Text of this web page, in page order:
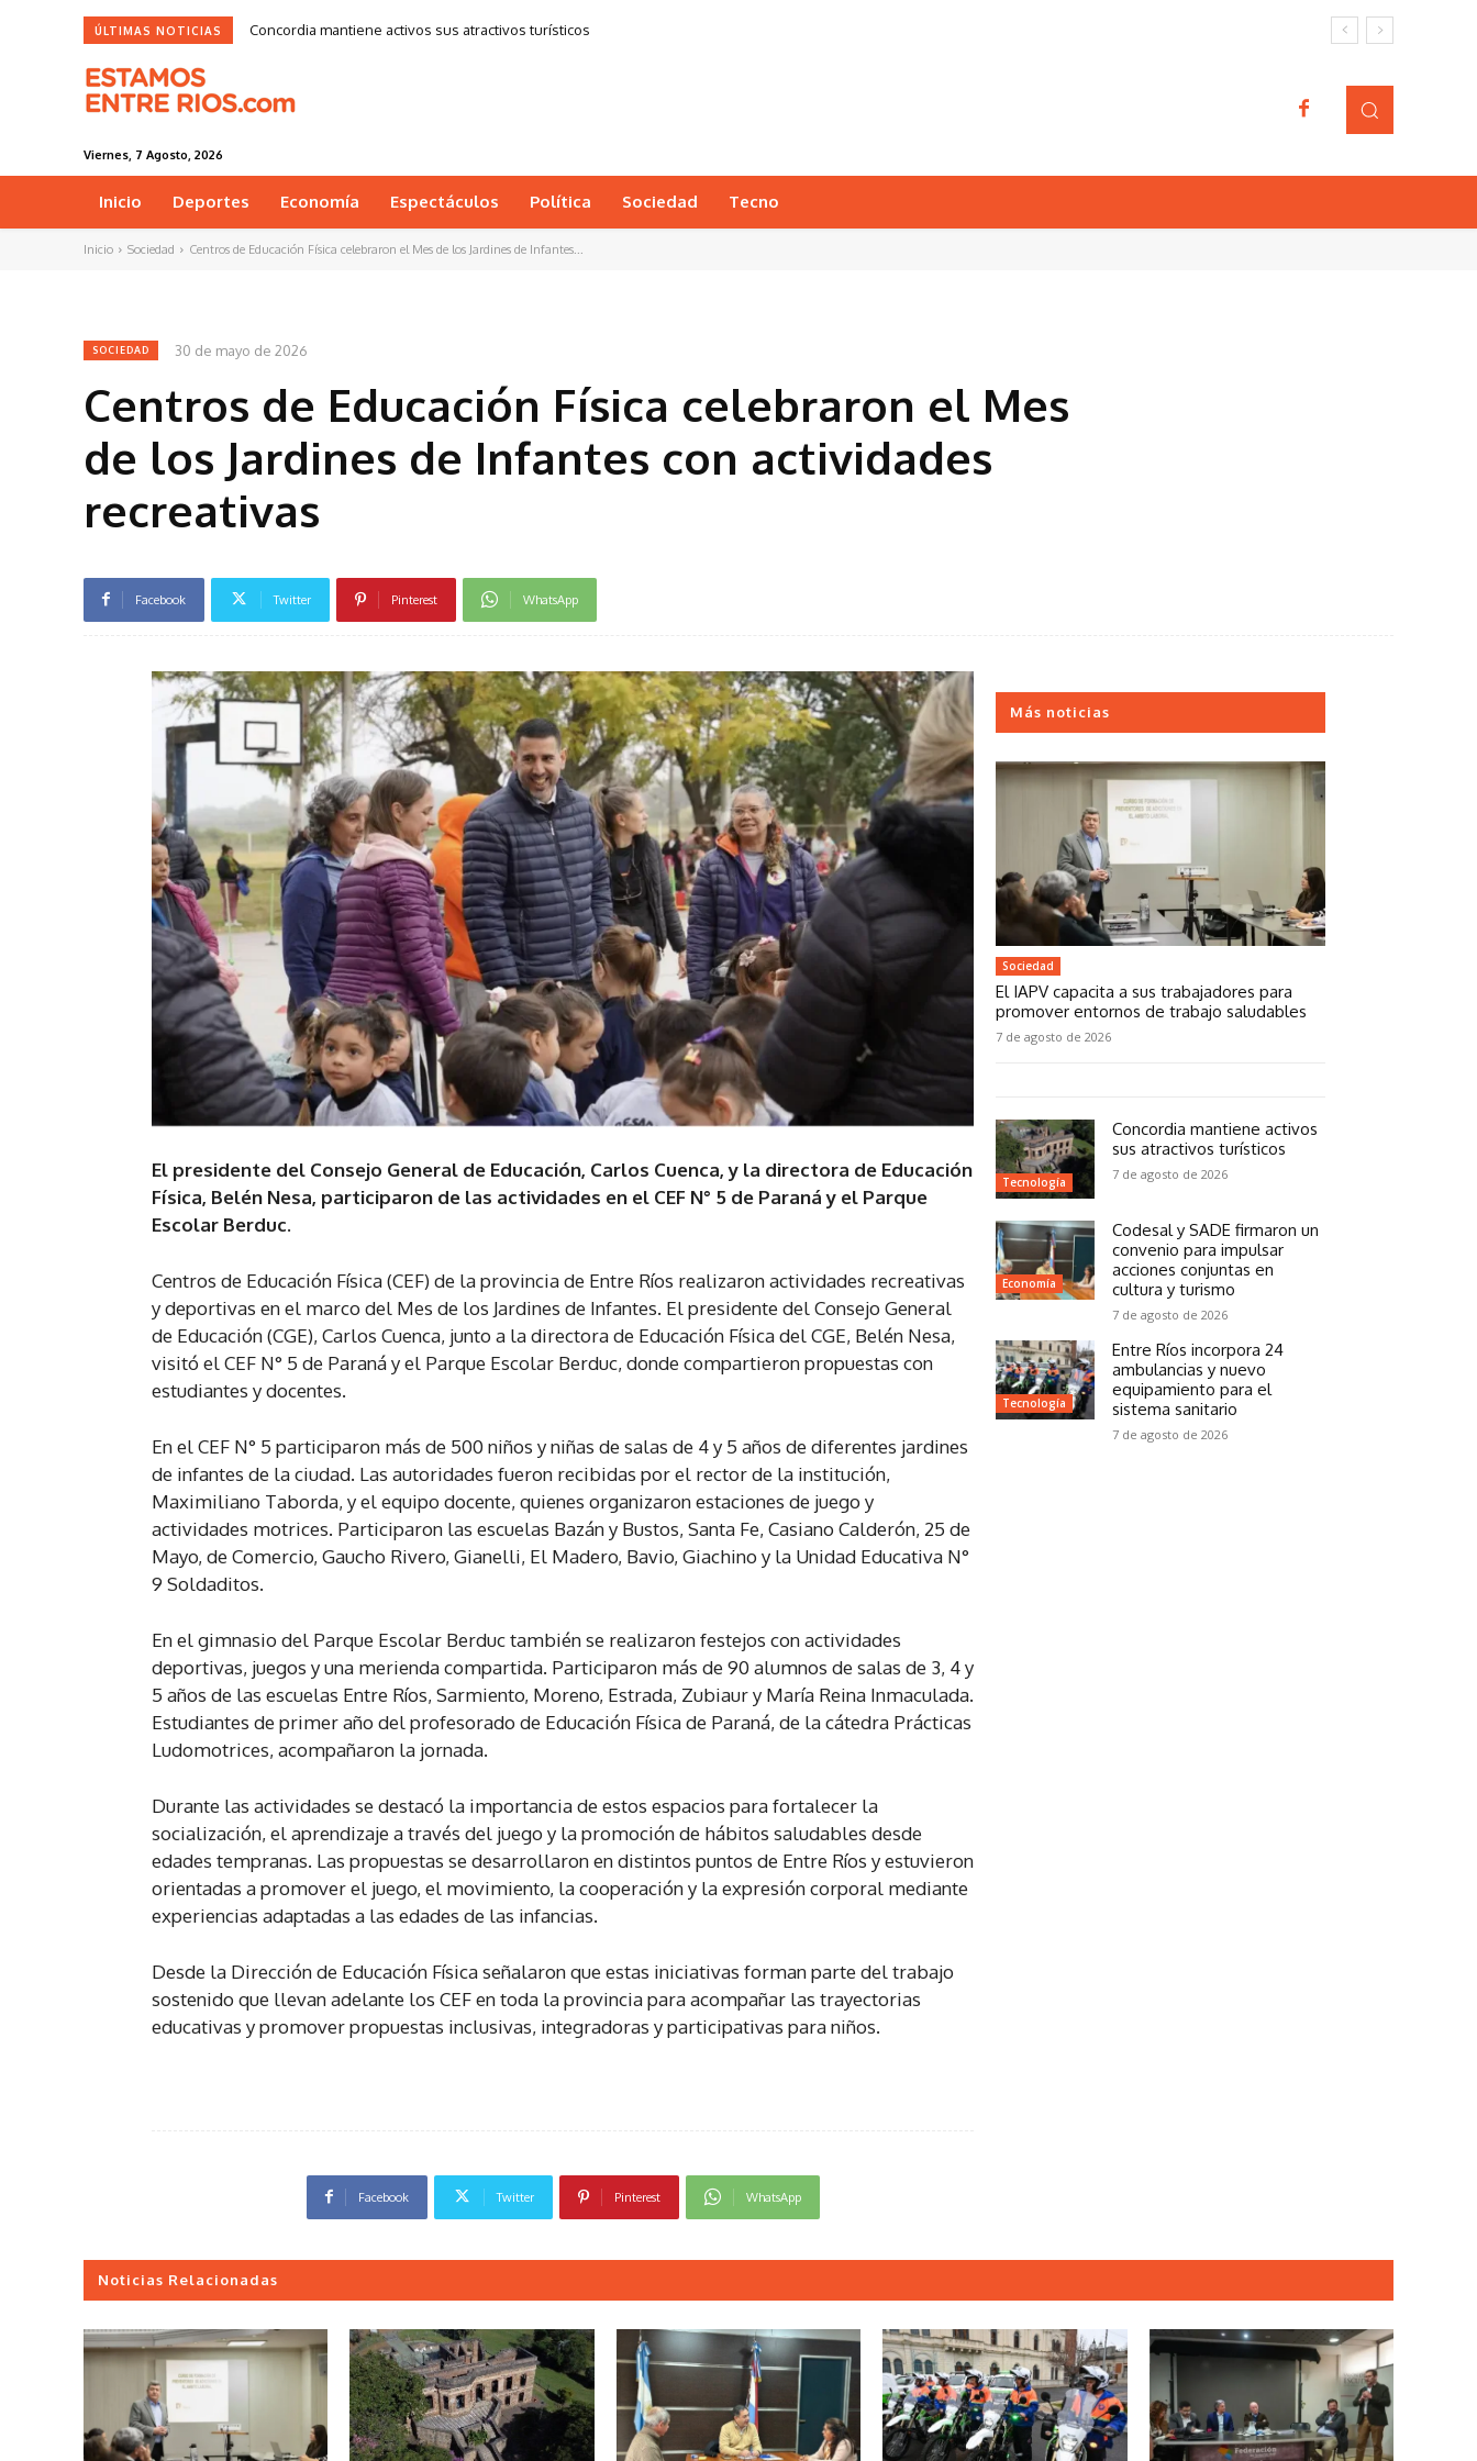
ÚLTIMAS NOTICIAS Concordia mantiene activos sus atractivos turísticos
Viernes, 7 Agosto, 2026
Inicio Deportes Economía Espectáculos Política Sociedad Tecno
Inicio Sociedad Centros de Educación Física celebraron el Mes de los Jardines de Infantes...
SOCIEDAD 30 de mayo de 2026
Centros de Educación Física celebraron el Mes
de los Jardines de Infantes con actividades
recreativas
Facebook Twitter Pinterest WhatsApp
El presidente del Consejo General de Educación, Carlos Cuenca, y la directora de Educación
Física, Belén Nesa, participaron de las actividades en el CEF N° 5 de Paraná y el Parque
Escolar Berduc.
Centros de Educación Física (CEF) de la provincia de Entre Ríos realizaron actividades recreativas
y deportivas en el marco del Mes de los Jardines de Infantes. El presidente del Consejo General
de Educación (CGE), Carlos Cuenca, junto a la directora de Educación Física del CGE, Belén Nesa,
visitó el CEF N° 5 de Paraná y el Parque Escolar Berduc, donde compartieron propuestas con
estudiantes y docentes.
En el CEF N° 5 participaron más de 500 niños y niñas de salas de 4 y 5 años de diferentes jardines
de infantes de la ciudad. Las autoridades fueron recibidas por el rector de la institución,
Maximiliano Taborda, y el equipo docente, quienes organizaron estaciones de juego y
actividades motrices. Participaron las escuelas Bazán y Bustos, Santa Fe, Casiano Calderón, 25 de
Mayo, de Comercio, Gaucho Rivero, Gianelli, El Madero, Bavio, Giachino y la Unidad Educativa N°
9 Soldaditos.
En el gimnasio del Parque Escolar Berduc también se realizaron festejos con actividades
deportivas, juegos y una merienda compartida. Participaron más de 90 alumnos de salas de 3, 4 y
5 años de las escuelas Entre Ríos, Sarmiento, Moreno, Estrada, Zubiaur y María Reina Inmaculada.
Estudiantes de primer año del profesorado de Educación Física de Paraná, de la cátedra Prácticas
Ludomotrices, acompañaron la jornada.
Durante las actividades se destacó la importancia de estos espacios para fortalecer la
socialización, el aprendizaje a través del juego y la promoción de hábitos saludables desde
edades tempranas. Las propuestas se desarrollaron en distintos puntos de Entre Ríos y estuvieron
orientadas a promover el juego, el movimiento, la cooperación y la expresión corporal mediante
experiencias adaptadas a las edades de las infancias.
Desde la Dirección de Educación Física señalaron que estas iniciativas forman parte del trabajo
sostenido que llevan adelante los CEF en toda la provincia para acompañar las trayectorias
educativas y promover propuestas inclusivas, integradoras y participativas para niños.
Facebook Twitter Pinterest WhatsApp
Más noticias
Sociedad
El IAPV capacita a sus trabajadores para
promover entornos de trabajo saludables
7 de agosto de 2026
Tecnología
Concordia mantiene activos
sus atractivos turísticos
7 de agosto de 2026
Economía
Codesal y SADE firmaron un
convenio para impulsar
acciones conjuntas en
cultura y turismo
7 de agosto de 2026
Tecnología
Entre Ríos incorpora 24
ambulancias y nuevo
equipamiento para el
sistema sanitario
7 de agosto de 2026
Noticias Relacionadas